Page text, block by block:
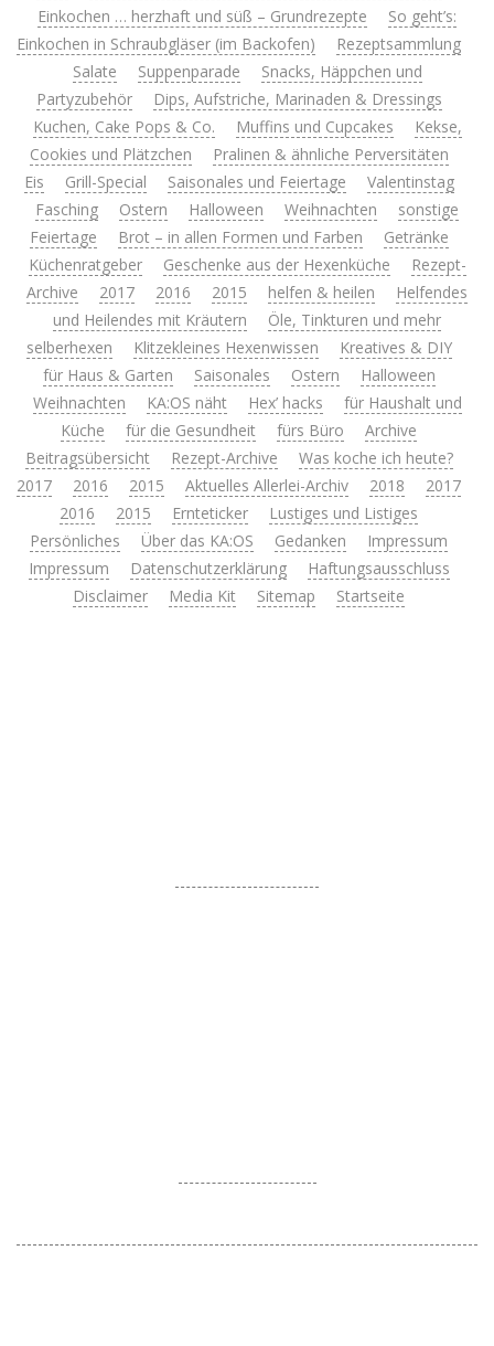
Einkochen … herzhaft und süß – Grundrezepte
So geht’s:
Einkochen in Schraubgläser (im Backofen)
Rezeptsammlung
Salate
Suppenparade
Snacks, Häppchen und
Partyzubehör
Dips, Aufstriche, Marinaden & Dressings
Kuchen, Cake Pops & Co.
Muffins und Cupcakes
Kekse,
Cookies und Plätzchen
Pralinen & ähnliche Perversitäten
Eis
Grill-Special Saisonales und Feiertage
Valentinstag
Fasching
Ostern Halloween Weihnachten
sonstige
Feiertage
Brot – in allen Formen und Farben
Getränke
Küchenratgeber
Geschenke aus der Hexenküche
Rezept-
Archive
2017 2016 2015 helfen & heilen
Helfendes
und Heilendes mit Kräutern
Öle, Tinkturen und mehr
selberhexen
Klitzekleines Hexenwissen
Kreatives & DIY
für Haus & Garten
Saisonales Ostern
Halloween
Weihnachten
KA:OS näht Hex’ hacks
für Haushalt und
Küche
für die Gesundheit fürs Büro
Archive
Beitragsübersicht
Rezept-Archive
Was koche ich heute?
2017
2016 2015 Aktuelles Allerlei-Archiv 2018
2017
2016
2015 Ernteticker
Lustiges und Listiges
Persönliches
Über das KA:OS Gedanken
Impressum
Impressum
Datenschutzerklärung
Haftungsausschluss
Disclaimer
Media Kit Sitemap Startseite